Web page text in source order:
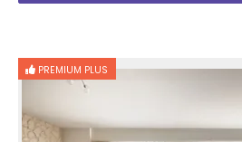
PREMIUM PLUS